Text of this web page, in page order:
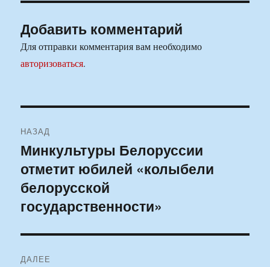
Добавить комментарий
Для отправки комментария вам необходимо
авторизоваться.
по
записям
НАЗАД
Предыдущая
запись:
Минкультуры Белоруссии
отметит юбилей «колыбели
белорусской
государственности»
ДАЛЕЕ